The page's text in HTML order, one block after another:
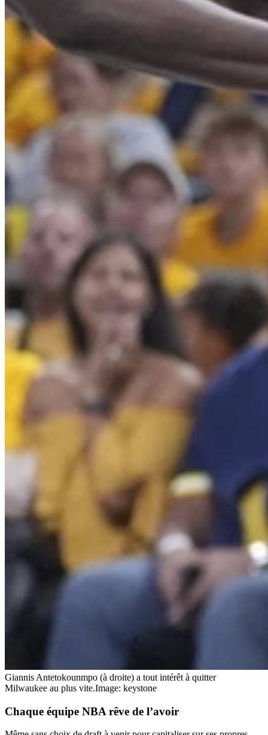
Giannis Antetokounmpo (à droite) a tout intérêt à quitter
Milwaukee au plus vite.Image: keystone
Chaque équipe NBA rêve de l’avoir